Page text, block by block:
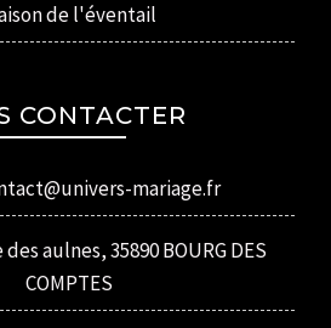
de l'éventail
CONTACTER
mariage.fr
aulnes, 35890 BOURG DES
COMPTES